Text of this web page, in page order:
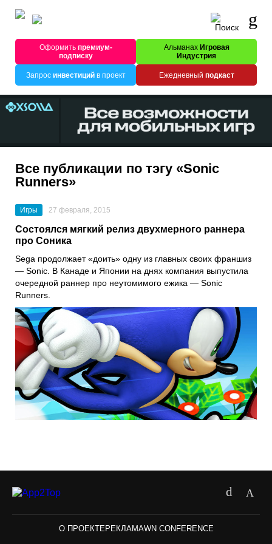
Оформитьпремиум-
подписку
Альманах Игровая
Индустрия
Запрос инвестицийв проект Ежедневный подкаст
Все публикации по тэгу «Sonic
Runners»
Игры 27 февраля, 2015
Состоялся мягкий релиз двухмерного раннера
про Соника
Sega продолжает «доить» одну из главных своих франшиз
— Sonic. В Канаде и Японии на днях компания выпустила
очередной раннер про неутомимого ежика — Sonic
Runners.
О ПРОЕКТЕРЕКЛАМАWN CONFERENCE